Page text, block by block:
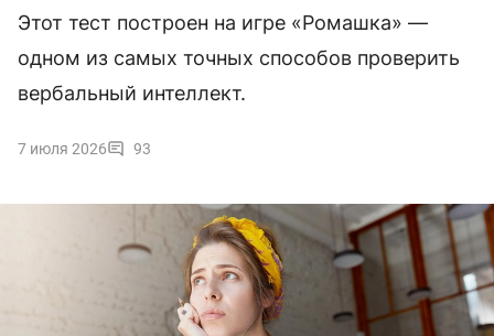
Этот тест построен на игре «Ромашка» —
одном из самых точных способов проверить
вербальный интеллект.
7 июля 2026 93